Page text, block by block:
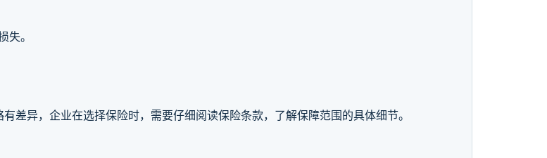
。
差异，企业在选择保险时，需要仔细阅读保险条款，了解保障范围的具体细节。